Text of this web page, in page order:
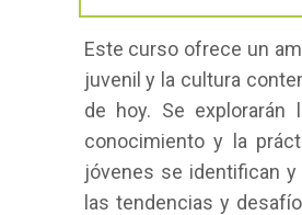
Este curso ofrece un
juvenil y la cultura
de hoy. Se
conocimiento y la
jóvenes se identifican
las tendencias y